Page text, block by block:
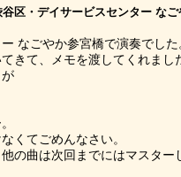
区・デイサービスセンター なご
なごやか参宮橋で演奏でした
きて、メモを渡してくれまし
くてごめんなさい。
の曲は次回までにはマスター